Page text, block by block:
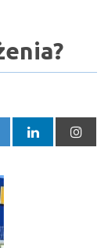
utrzymywania